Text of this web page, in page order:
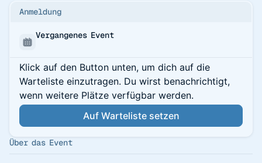
Anmeldung
Vergangenes Event
Klick auf den Button unten, um dich auf die
Warteliste einzutragen. Du wirst benachrichtigt,
wenn weitere Plätze verfügbar werden.
Auf Warteliste setzen
Über das Event